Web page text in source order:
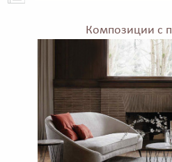
Композиции с